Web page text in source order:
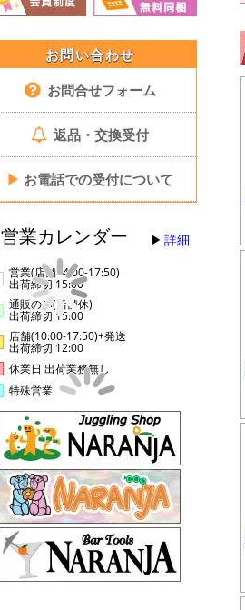
お問い合わせ
お問合せフォーム
返品・交換受付
▶ お電話での受付について
営業カレンダー 詳細
営業(店舗14:00-17:50)
出荷締切 15:00
通販のみ(店舗休)
出荷締切 15:00
店舗(10:00-17:50)+発送
出荷締切 12:00
休業日 出荷業務無し
特殊営業